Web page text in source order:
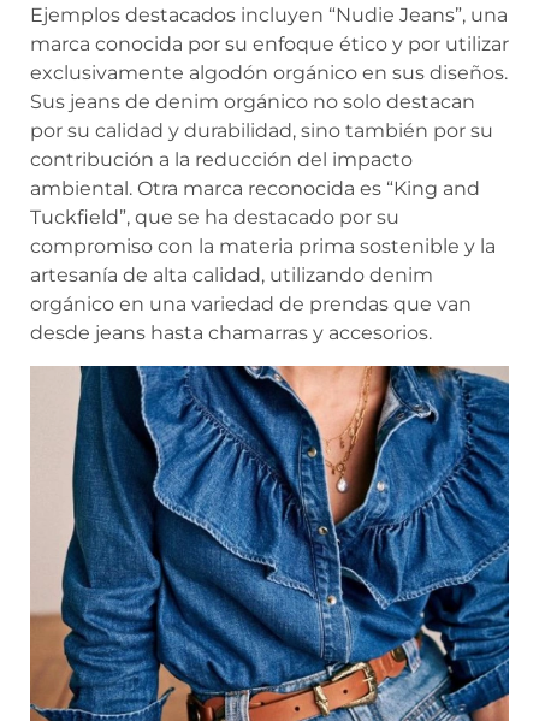
Ejemplos destacados incluyen “Nudie Jeans”, una
marca conocida por su enfoque ético y por utilizar
exclusivamente algodón orgánico en sus diseños.
Sus jeans de denim orgánico no solo destacan
por su calidad y durabilidad, sino también por su
contribución a la reducción del impacto
ambiental. Otra marca reconocida es “King and
Tuckfield”, que se ha destacado por su
compromiso con la materia prima sostenible y la
artesanía de alta calidad, utilizando denim
orgánico en una variedad de prendas que van
desde jeans hasta chamarras y accesorios.